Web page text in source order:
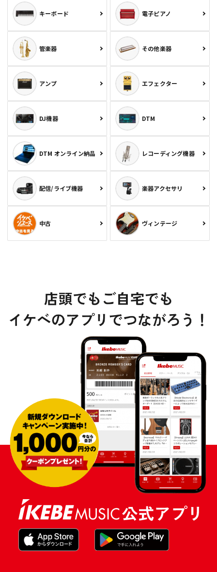
キーボード 電子ピアノ
管楽器 その他楽器
アンプ エフェクター
DJ機器 DTM
DTM オンライン納品 レコーディング機器
配信/ライブ機器 楽器アクセサリ
中古 ヴィンテージ